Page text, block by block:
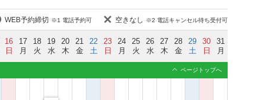
WEB予約締切 ※1 電話予約可 空きなし ※2 電話キャンセル待ち受付可
16
日
17
月
18
火
19
水
20
木
21
金
22
土
23
日
24
月
25
火
26
水
27
木
28
金
29
土
30
日
31
月
ページトップへ